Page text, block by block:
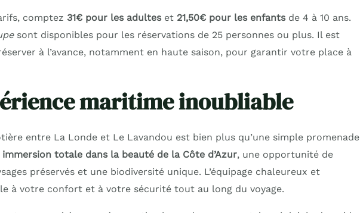
comptez 31€ pour les adulteset 21,50€ pour les enfantsde 4 à 10 ans.
sont disponibles pour les réservations de 25 personnes ou plus. Il est
à l’avance, notamment en haute saison, pour garantir votre place à
maritime inoubliable
entre La Londe et Le Lavandou est bien plus qu’une simple promenade
immersion totale dans la beauté de la Côte d’Azur, une opportunité de
préservés et une biodiversité unique. L’équipage chaleureux et
à votre confort et à votre sécurité tout au long du voyage.